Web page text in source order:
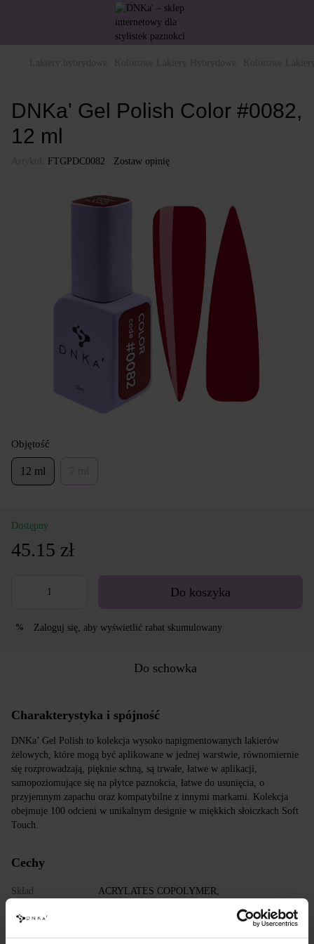
DNKa' Gel Polish Color #0082,
12 ml
FTGPDC0082 Zostaw opinię
Objętość
12 ml
Dostępny
45.15 zł
Do koszyka
% Zaloguj się , aby wyświetlić rabat skumulowany
Do schowka
Charakterystyka i spójność
DNKa’ Gel Polish to kolekcja wysoko napigmentowanych lakierów
żelowych, które mogą być aplikowane w jednej warstwie, równomiernie
się rozprowadzają, pięknie schną, są trwałe, łatwe w aplikacji,
samopoziomujące się na płytce paznokcia, łatwe do usunięcia, o
przyjemnym zapachu oraz kompatybilne z innymi markami. Kolekcja
obejmuje 100 odcieni w unikalnym designie w miękkich słoiczkach Soft
Touch.
Cechy
Skład
ACRYLATES COPOLYMER,
TRIMETHYLBENZOYL DITOLYLPHOSPHINE
OXIDE, POLYETHYLENE TEREPHTHALATE,
MICA, SILICA, DIMETHICONE, BENTONITE,